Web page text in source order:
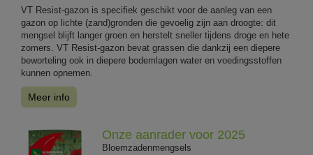
VT Resist-gazon is specifiek geschikt voor de aanleg van een
gazon op lichte (zand)gronden die gevoelig zijn aan droogte: dit
mengsel blijft langer groen en herstelt sneller tijdens droge en hete
zomers. VT Resist-gazon bevat grassen die dankzij een diepere
beworteling ook in diepere bodemlagen water en voedingsstoffen
kunnen opnemen.
Meer info
Onze aanrader voor 2025
Bloemzadenmengsels